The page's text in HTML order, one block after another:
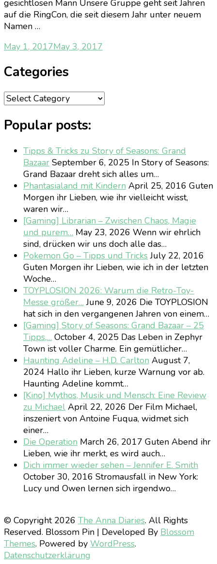
gesichtlosen Mann Unsere Gruppe geht seit Jahren
auf die RingCon, die seit diesem Jahr unter neuem
Namen …
May 1, 2017May 3, 2017
Categories
Categories
Popular posts:
Tipps & Tricks zu Story of Seasons: Grand
Bazaar September 6, 2025 In Story of Seasons:
Grand Bazaar dreht sich alles um…
Phantasialand mit Kindern April 25, 2016 Guten
Morgen ihr Lieben, wie ihr vielleicht wisst,
waren wir…
[Gaming] Librarian – Zwischen Chaos, Magie
und purem… May 23, 2026 Wenn wir ehrlich
sind, drücken wir uns doch alle das…
Pokemon Go – Tipps und TricksJuly 22, 2016
Guten Morgen ihr Lieben, wie ich in der letzten
Woche…
TOYPLOSION 2026: Warum die Retro-Toy-
Messe größer… June 9, 2026 Die TOYPLOSION
hat sich in den vergangenen Jahren von einem…
[Gaming] Story of Seasons: Grand Bazaar – 25
Tipps,… October 4, 2025 Das Leben in Zephyr
Town ist voller Charme. Ein gemütlicher…
Haunting Adeline – H.D. Carlton August 7,
2024 Hallo ihr Lieben, kurze Warnung vor ab.
Haunting Adeline kommt…
[Kino] Mythos, Musik und Mensch: Eine Review
zu Michael April 22, 2026 Der Film Michael,
inszeniert von Antoine Fuqua, widmet sich
einer…
Die Operation March 26, 2017 Guten Abend ihr
Lieben, wie ihr merkt, es wird auch…
Dich immer wieder sehen – Jennifer E. Smith
October 30, 2016 Stromausfall in New York:
Lucy und Owen lernen sich irgendwo…
© Copyright 2026 The Anna Diaries. All Rights
Reserved. Blossom Pin | Developed By Blossom
Themes. Powered by WordPress.
Datenschutzerklärung